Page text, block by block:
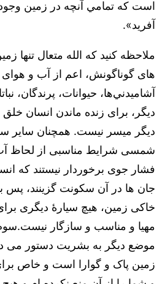
است که تمامي آنچه در زمين وجود
آفريد».
ملاحظه کنید که الله متعال تنها
های گوناگونش، اعم از آب و
آشاميدني‌ها، حیوانات، پرندگان،
دیگر، برای زنده ماندن انسان
دیگر میسر نیست. همچنان سایر
شمسی شرایط مناسبی از لحاظ
فشار جوی برخوردار نیستند که
جان ها در آن سکونت گزینند، پس
خاکی زمین، هیچ سیارۀ دیگری
مهیا و مناسب و سازگار نیست.سوم:
موضع دیگر به بشریت دستور می
زمين‌ پاک و گوارا است و خاص